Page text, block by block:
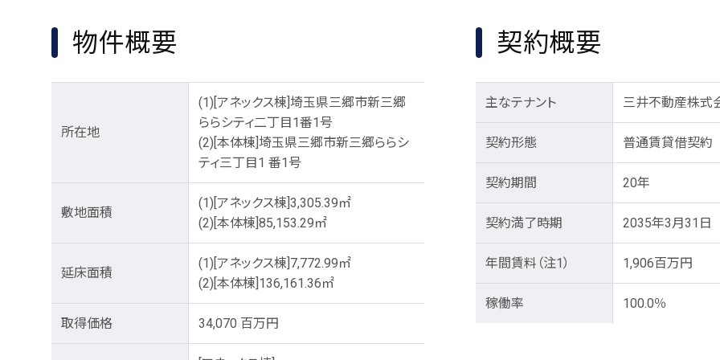
物件概要
所在地
(1)[アネックス棟]埼玉県三郷市新三郷
ららシティ二丁目1番1号
(2)[本体棟]埼玉県三郷市新三郷ららシ
ティ三丁目1 番1号
敷地面積
(1)[アネックス棟]3,305.39㎡
(2)[本体棟]85,153.29㎡
延床面積
(1)[アネックス棟]7,772.99㎡
(2)[本体棟]136,161.36㎡
取得価格 34,070 百万円
契約概要
主なテナント 三井不動産株式
契約形態 普通賃貸借契約
契約期間 20年
契約満了時期 2035年3月31日
年間賃料 （注1） 1,906百万円
稼働率 100.0％